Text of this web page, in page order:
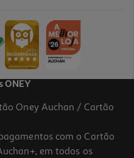
ONEY
Oney Auchan / Cartão
com o Cartão
em todos os